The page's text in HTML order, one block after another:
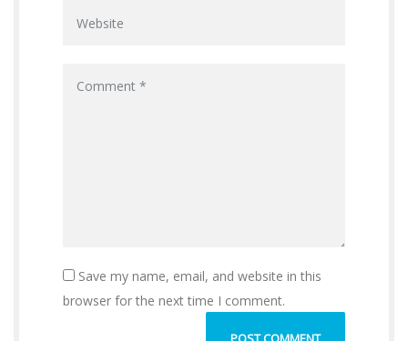
Save my name, email, and website in this
browser for the next time I comment.